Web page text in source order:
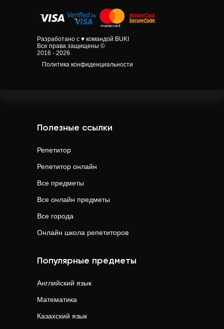
Разработано с ♥ командой BUKI
Все права защищены ©
2016 - 2026
Политика конфиденциальности
Полезные ссылки
Репетитор
Репетитор онлайн
Все предметы
Все онлайн предметы
Все города
Онлайн школа репетиторов
Популярные предметы
Английский язык
Математика
Казахский язык